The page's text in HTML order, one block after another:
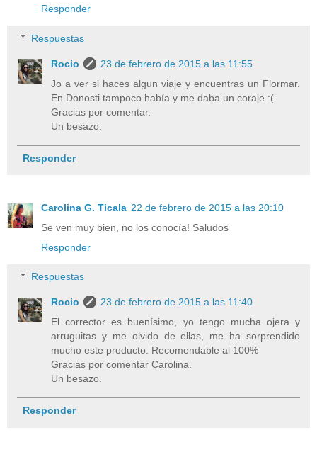
Responder
Respuestas
Rocio
23 de febrero de 2015 a las 11:55
Jo a ver si haces algun viaje y encuentras un Flormar.
En Donosti tampoco había y me daba un coraje :(
Gracias por comentar.
Un besazo.
Responder
Carolina G. Ticala 22 de febrero de 2015 a las 20:10
Se ven muy bien, no los conocía! Saludos
Responder
Respuestas
Rocio
23 de febrero de 2015 a las 11:40
El corrector es buenísimo, yo tengo mucha ojera y
arruguitas y me olvido de ellas, me ha sorprendido
mucho este producto. Recomendable al 100%
Gracias por comentar Carolina.
Un besazo.
Responder